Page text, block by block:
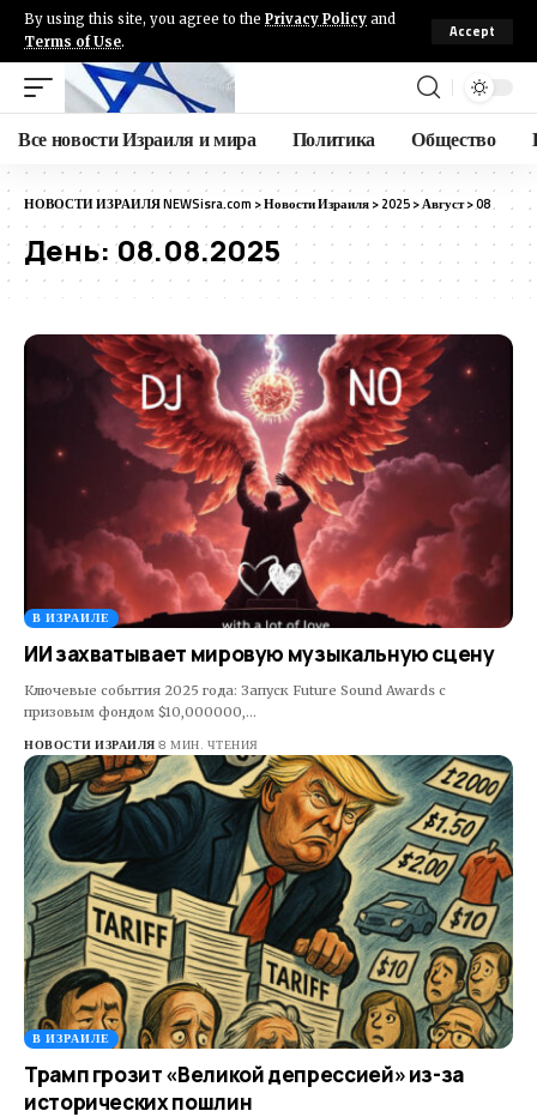
By using this site, you agree to the Privacy Policy and
Terms of Use.
Accept
Все новости Израиля и мира Политика Общество
НОВОСТИ ИЗРАИЛЯ NEWSisra.com >Новости Израиля>2025>Август>08
День:08.08.2025
В ИЗРАИЛЕ
ИИ захватывает мировую музыкальную сцену
Ключевые события 2025 года: Запуск Future Sound Awards с
призовым фондом $10,000000,…
НОВОСТИ ИЗРАИЛЯ 8 МИН. ЧТЕНИЯ
В ИЗРАИЛЕ
Трамп грозит «Великой депрессией» из-за
исторических пошлин